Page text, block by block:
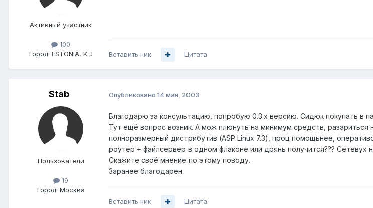
Активный участник
100
Город: ESTONIA, K-J Вставить ник Цитата
Stab
Пользователи
19
Город: Москва
Опубликовано 14 мая, 2003
Благодарю за консультацию, попробую 0.3.х версию. Сидюк покупать в
Тут ещё вопрос возник. А мож плюнуть на минимум средств,
полноразмерный дистрибутив (ASP Linux 7.3), проц помощьнее,
роутер + файлсервер в одном флаконе или дрянь получится??? Сетевух
Скажите своё мнение по этому поводу.
Заранее благодарен.
Вставить ник Цитата